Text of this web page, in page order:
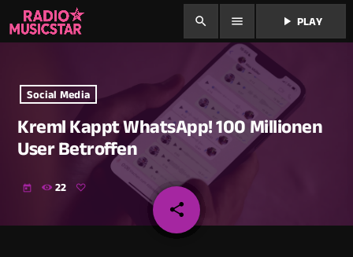
search menu play_arrow PLAY
Social Media
Kreml Kappt WhatsApp! 100 Millionen
User Betroffen
today 22
share
email